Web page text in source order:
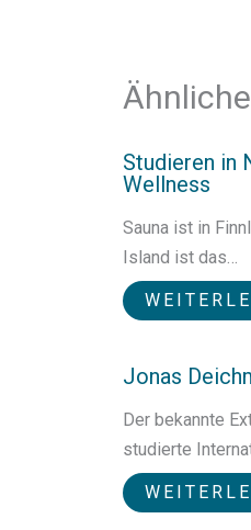
Studieren in
Wellness
Sauna ist in
Island ist das…
Jonas
Der bekannte
studierte